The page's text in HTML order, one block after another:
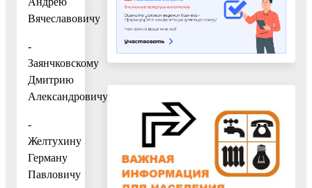
Вячеславовичу
-
Заянчковскому
Дмитрию
Александровичу
-
Желтухину
Герману
Павловичу